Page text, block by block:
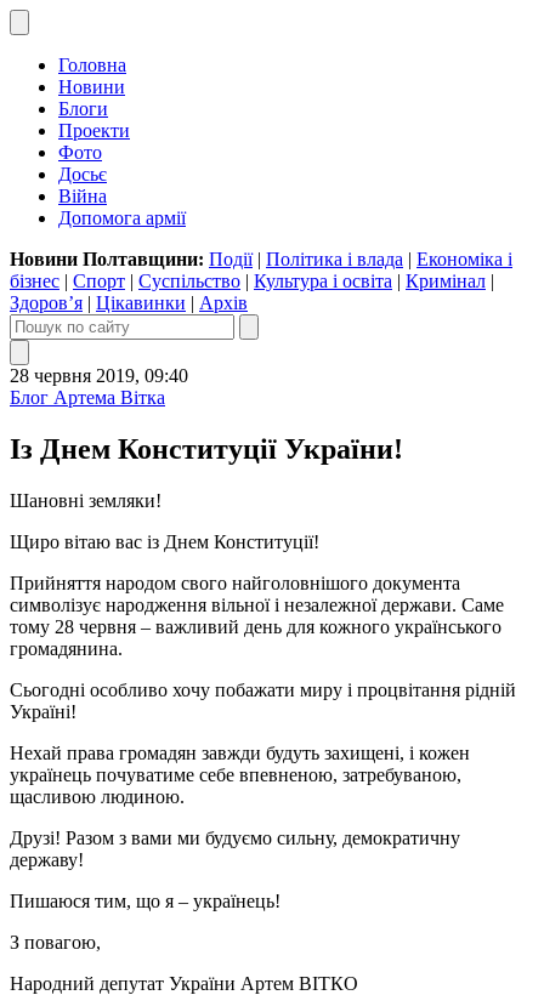
Головна
Новини
Блоги
Проекти
Фото
Досьє
Війна
Допомога армії
Новини Полтавщини: Події| Політика і влада | Економіка і
бізнес | Спорт | Суспільство | Культура і освіта | Кримінал |
Здоров’я | Цікавинки | Архів
28 червня 2019, 09:40
Блог Артема Вітка
Із Днем Конституції України!
Шановні земляки!
Щиро вітаю вас із Днем Конституції!
Прийняття народом свого найголовнішого документа
символізує народження вільної і незалежної держави. Саме
тому 28 червня – важливий день для кожного українського
громадянина.
Сьогодні особливо хочу побажати миру і процвітання рідній
Україні!
Нехай права громадян завжди будуть захищені, і кожен
українець почуватиме себе впевненою, затребуваною,
щасливою людиною.
Друзі! Разом з вами ми будуємо сильну, демократичну
державу!
Пишаюся тим, що я – українець!
З повагою,
Народний депутат України Артем ВІТКО